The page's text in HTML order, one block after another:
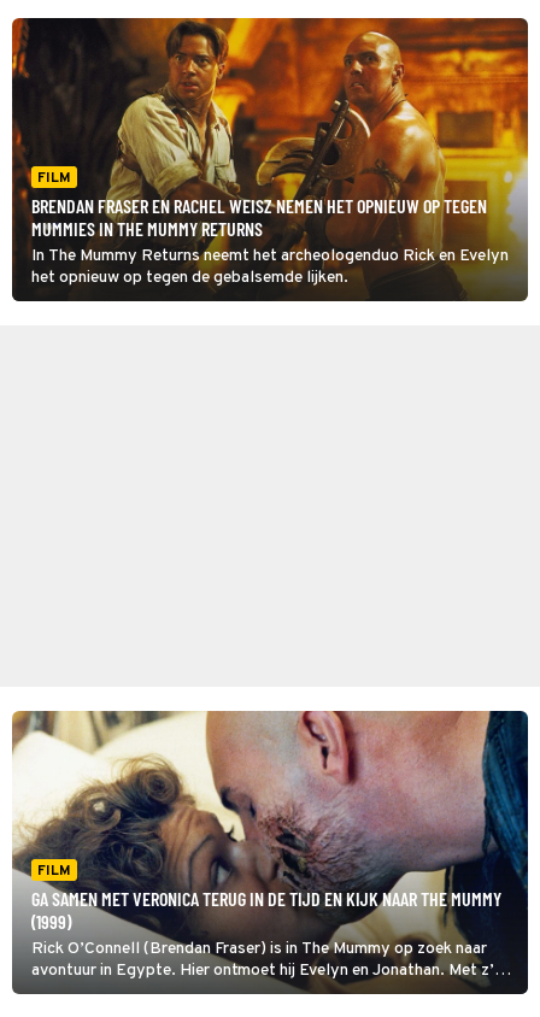
FILM
BRENDAN FRASER EN RACHEL WEISZ NEMEN HET OPNIEUW OP TEGEN
MUMMIES IN THE MUMMY RETURNS
In The Mummy Returns neemt het archeologenduo Rick en Evelyn
het opnieuw op tegen de gebalsemde lijken.
FILM
GA SAMEN MET VERONICA TERUG IN DE TIJD EN KIJK NAAR THE MUMMY
(1999)
Rick O’Connell (Brendan Fraser) is in The Mummy op zoek naar
avontuur in Egypte. Hier ontmoet hij Evelyn en Jonathan. Met z’n
drieën ontrafelen ze het angstaanjagendste geheim van Egypte.